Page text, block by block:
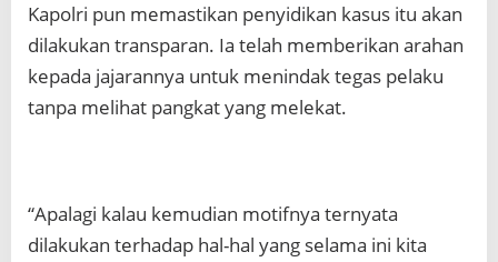
Kapolri pun memastikan penyidikan kasus itu akan
dilakukan transparan. Ia telah memberikan arahan
kepada jajarannya untuk menindak tegas pelaku
tanpa melihat pangkat yang melekat.
“Apalagi kalau kemudian motifnya ternyata
dilakukan terhadap hal-hal yang selama ini kita